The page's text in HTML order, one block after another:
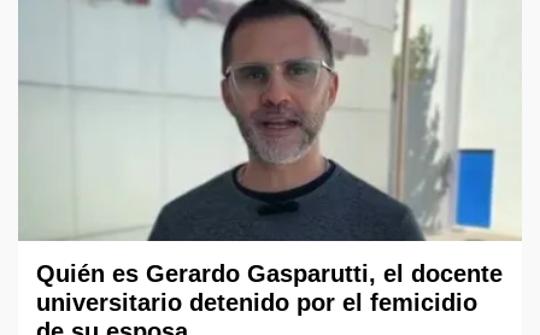
Quién es Gerardo Gasparutti, el docente
universitario detenido por el femicidio